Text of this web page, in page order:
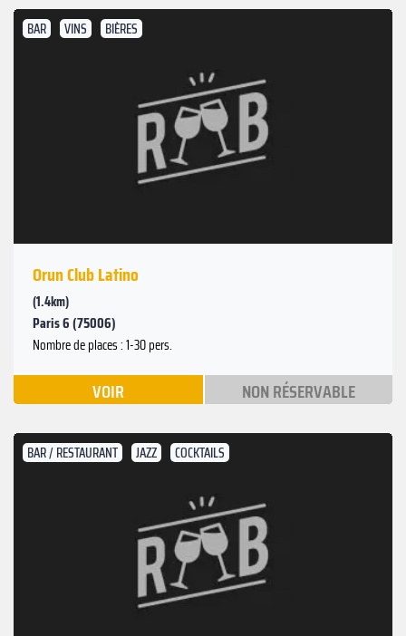
BAR VINS BIÈRES
Orun Club Latino
(1.4km)
Paris 6 (75006)
Nombre de places : 1-30 pers.
VOIR NON RÉSERVABLE
BAR / RESTAURANT JAZZ COCKTAILS